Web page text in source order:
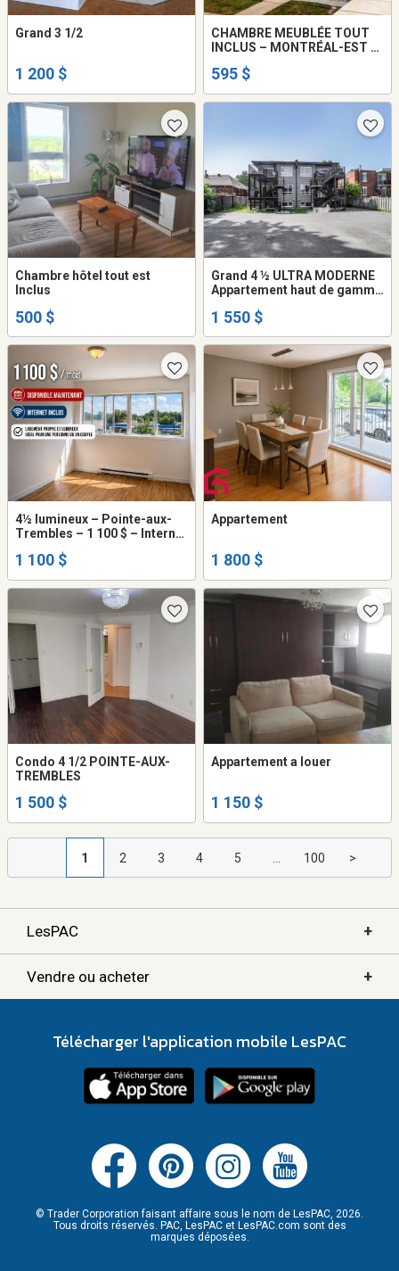
Grand 3 1/2
1 200 $
CHAMBRE MEUBLÉE TOUT
INCLUS – MONTRÉAL-EST –
595 $
Chambre hôtel tout est
Inclus
500 $
Grand 4 ½ ULTRA MODERNE
Appartement haut de gamme
Trembles
1 550 $
4½ lumineux – Pointe-aux-
Trembles – 1 100 $ – Internet
1 100 $
Appartement
1 800 $
Condo 4 1/2 POINTE-AUX-
TREMBLES
1 500 $
Appartement a louer
1 150 $
1 2 3 4 5 100 >
LesPAC +
Vendre ou acheter +
Télécharger l'application mobile LesPAC
© Trader Corporation faisant affaire sous le nom de LesPAC, 2026.
Tous droits réservés. PAC, LesPAC et LesPAC.com sont des
marques déposées.